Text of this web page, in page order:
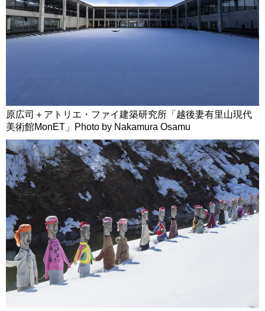
原広司＋アトリエ・ファイ建築研究所「越後妻有里山現代
美術館MonET」Photo by Nakamura Osamu